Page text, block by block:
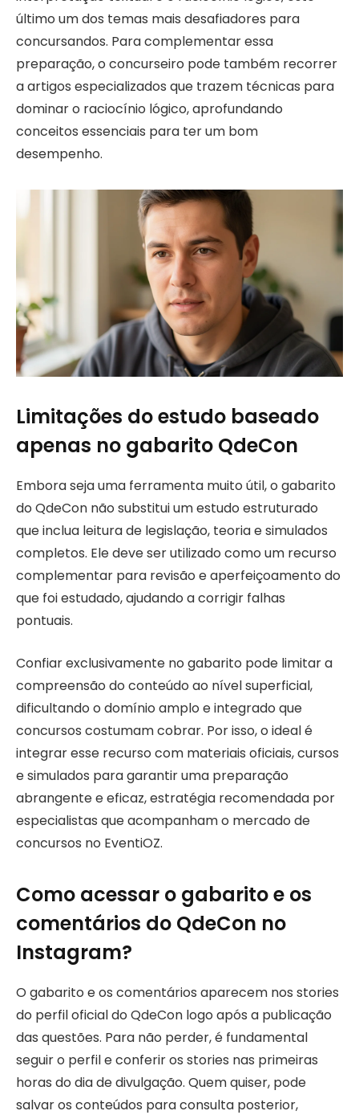
último um dos temas mais desafiadores para
concursandos. Para complementar essa
preparação, o concurseiro pode também recorrer
a artigos especializados que trazem técnicas para
dominar o raciocínio lógico, aprofundando
conceitos essenciais para ter um bom
desempenho.
Limitações do estudo baseado
apenas no gabarito QdeCon
Embora seja uma ferramenta muito útil, o gabarito
do QdeCon não substitui um estudo estruturado
que inclua leitura de legislação, teoria e simulados
completos. Ele deve ser utilizado como um recurso
complementar para revisão e aperfeiçoamento do
que foi estudado, ajudando a corrigir falhas
pontuais.
Confiar exclusivamente no gabarito pode limitar a
compreensão do conteúdo ao nível superficial,
dificultando o domínio amplo e integrado que
concursos costumam cobrar. Por isso, o ideal é
integrar esse recurso com materiais oficiais, cursos
e simulados para garantir uma preparação
abrangente e eficaz, estratégia recomendada por
especialistas que acompanham o mercado de
concursos no EventiOZ.
Como acessar o gabarito e os
comentários do QdeCon no
Instagram?
O gabarito e os comentários aparecem nos stories
do perfil oficial do QdeCon logo após a publicação
das questões. Para não perder, é fundamental
seguir o perfil e conferir os stories nas primeiras
horas do dia de divulgação. Quem quiser, pode
salvar os conteúdos para consulta posterior,